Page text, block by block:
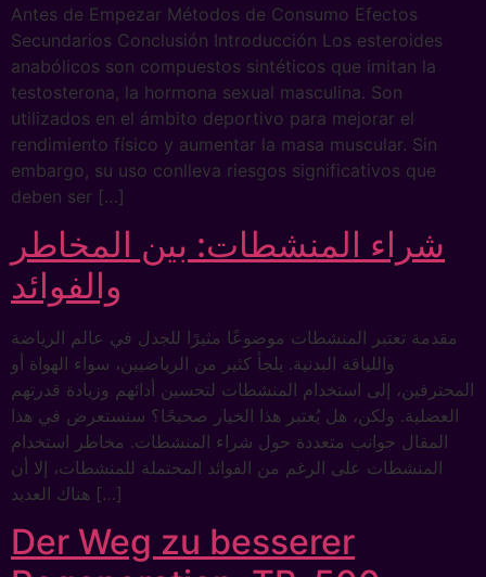
Antes de Empezar Métodos de Consumo Efectos
Secundarios Conclusión Introducción Los esteroides
anabólicos son compuestos sintéticos que imitan la
testosterona, la hormona sexual masculina. Son
utilizados en el ámbito deportivo para mejorar el
rendimiento físico y aumentar la masa muscular. Sin
embargo, su uso conlleva riesgos significativos que
deben ser […]
شراء المنشطات: بين المخاطر
والفوائد
مقدمة تعتبر المنشطات موضوعًا مثيرًا للجدل في عالم الرياضة
واللياقة البدنية. يلجأ كثير من الرياضيين، سواء الهواة أو
المحترفين، إلى استخدام المنشطات لتحسين أدائهم وزيادة قدرتهم
العضلية. ولكن، هل يُعتبر هذا الخيار صحيحًا؟ سنستعرض في هذا
المقال جوانب متعددة حول شراء المنشطات. مخاطر استخدام
المنشطات على الرغم من الفوائد المحتملة للمنشطات، إلا أن
هناك العديد […]
Der Weg zu besserer